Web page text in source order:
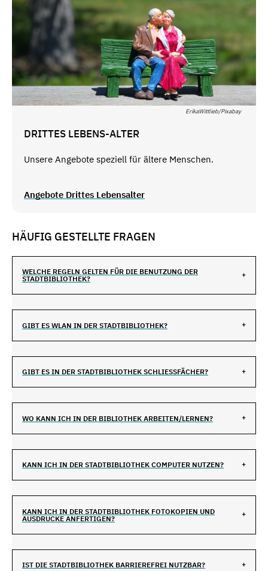
ErikaWittlieb/Pixabay
DRITTES LEBENS-ALTER
Unsere Angebote speziell für ältere Menschen.
Angebote Drittes Lebensalter
HÄUFIG GESTELLTE FRAGEN
WELCHE REGELN GELTEN FÜR DIE BENUTZUNG DER
STADTBIBLIOTHEK?
GIBT ES WLAN IN DER STADTBIBLIOTHEK?
GIBT ES IN DER STADTBIBLIOTHEK SCHLIESSFÄCHER?
WO KANN ICH IN DER BIBLIOTHEK ARBEITEN/LERNEN?
KANN ICH IN DER STADTBIBLIOTHEK COMPUTER NUTZEN?
KANN ICH IN DER STADTBIBLIOTHEK FOTOKOPIEN UND
AUSDRUCKE ANFERTIGEN?
IST DIE STADTBIBLIOTHEK BARRIEREFREI NUTZBAR?